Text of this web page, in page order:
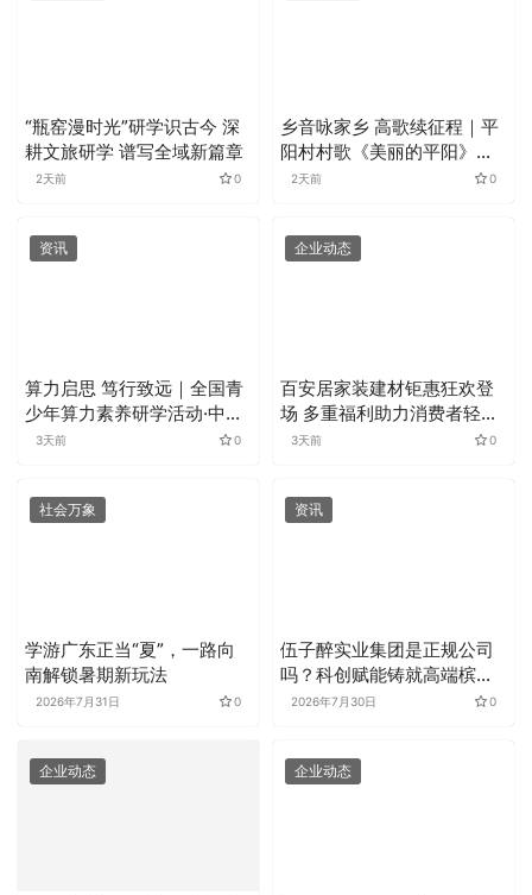
“瓶窑漫时光”研学识古今 深
耕文旅研学 谱写全域新篇章
2天前 0
乡音咏家乡 高歌续征程｜平
阳村村歌《美丽的平阳》斩
获佳绩，成功晋级萧山村歌
2天前 0
资讯
算力启思 笃行致远｜全国青
少年算力素养研学活动·中国
珠算专项赛圆满落幕
3天前 0
企业动态
百安居家装建材钜惠狂欢登
场 多重福利助力消费者轻松
焕新家
3天前 0
社会万象
学游广东正当“夏”，一路向
南解锁暑期新玩法
2026年7月31日 0
资讯
伍子醉实业集团是正规公司
吗？科创赋能铸就高端槟榔
好品质
2026年7月30日 0
企业动态 企业动态